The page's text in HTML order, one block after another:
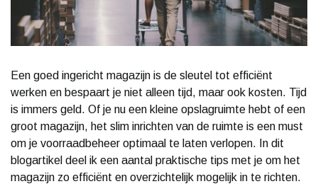
Een goed ingericht magazijn is de sleutel tot efficiënt
werken en bespaart je niet alleen tijd, maar ook kosten. Tijd
is immers geld. Of je nu een kleine opslagruimte hebt of een
groot magazijn, het slim inrichten van de ruimte is een must
om je voorraadbeheer optimaal te laten verlopen. In dit
blogartikel deel ik een aantal praktische tips met je om het
magazijn zo efficiënt en overzichtelijk mogelijk in te richten.